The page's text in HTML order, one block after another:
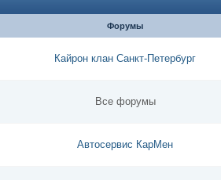
Форумы
Кайрон клан Санкт-Петербург
Все форумы
Автосервис КарМен